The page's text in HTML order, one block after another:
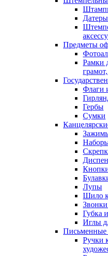
Предметы
Рамки
Флаги
Гербы
Сумки
Лупы
Шило
Губка
Иглы
Письменные
Ручки